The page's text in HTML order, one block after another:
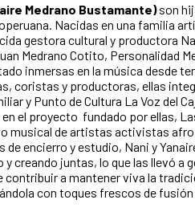
Medrano Bustamante)son
Nacidas en una familia
gestora cultural y productora
Medrano Cotito, Personalidad
inmersas en la música desde
coristas y productoras, ellas
y Punto de Cultura La Voz del
en el proyecto fundado por ellas,
musical de artistas activistas
de encierro y estudio, Nani y
creando juntas, lo que las llevó a
a mantener viva la
con toques frescos de fusión